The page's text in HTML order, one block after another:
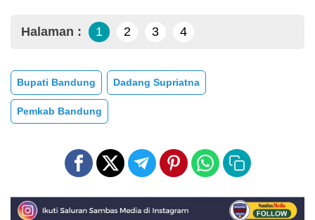
Halaman : 1 2 3 4
Bupati Bandung Dadang Supriatna
Pemkab Bandung